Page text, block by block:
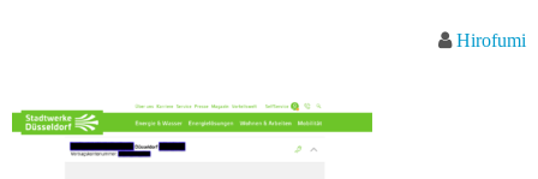
Hirofumi